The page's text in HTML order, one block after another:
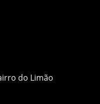
do Limão